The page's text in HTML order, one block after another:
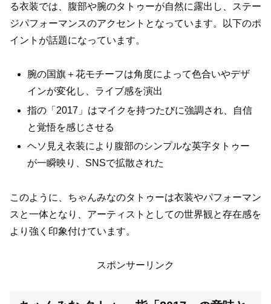
る衣装では、腹部や腕のタトゥーが自然に露出し、ステー
ジパフォーマンスのアクセントとなっています。以下のポ
イントが話題になっています。
腕の国旗＋花モチーフは角度によって色合いやデザ
インが変化し、ライブ感を演出
指の「2017」はマイクを持つたびに強調され、自信
と覚悟を感じさせる
ヘソ見え衣装により腹部のシンプルな英字タトゥー
が一瞬映り、SNSで拡散された
このように、ちゃんみなのタトゥーは衣装やパフォーマン
スと一体となり、アーティストとしての世界観と存在感を
より強く印象付けています。
スポンサーリンク